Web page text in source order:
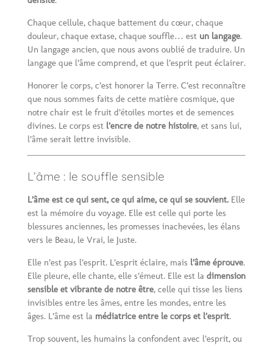
Chaque cellule, chaque battement du cœur, chaque
douleur, chaque extase, chaque souffle… est un langage.
Un langage ancien, que nous avons oublié de traduire. Un
langage que l’âme comprend, et que l’esprit peut éclairer.
Honorer le corps, c’est honorer la Terre. C’est reconnaître
que nous sommes faits de cette matière cosmique, que
notre chair est le fruit d’étoiles mortes et de semences
divines. Le corps est l’encre de notre histoire, et sans lui,
l’âme serait lettre invisible.
L’âme : le souffle sensible
L’âme est ce qui sent, ce qui aime, ce qui se souvient.Elle
est la mémoire du voyage. Elle est celle qui porte les
blessures anciennes, les promesses inachevées, les élans
vers le Beau, le Vrai, le Juste.
Elle n’est pas l’esprit. L’esprit éclaire, mais l’âme éprouve.
Elle pleure, elle chante, elle s’émeut. Elle est la dimension
sensible et vibrante de notre être, celle qui tisse les liens
invisibles entre les âmes, entre les mondes, entre les
âges. L’âme est la médiatrice entre le corps et l’esprit.
Trop souvent, les humains la confondent avec l’esprit, ou